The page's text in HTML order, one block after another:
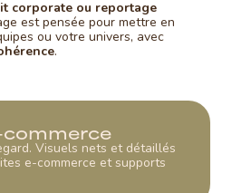
corporate ou reportage
est pensée pour mettre en
ou votre univers, avec
.
commerce
Visuels nets et détaillés
e-commerce et supports